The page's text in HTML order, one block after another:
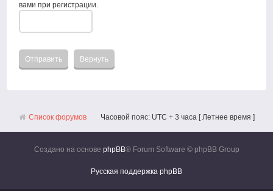
вами при регистрации.
Список форумов Часовой пояс: UTC + 3 часа [ Летнее время ]
Создано на основе phpBB® Forum Software © phpBB Group
Русская поддержка phpBB